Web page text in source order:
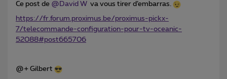
Ce post de @David W va vous tirer d’embarras.
https://fr.forum.proximus.be/proximus-pickx-
7/telecommande-configuration-pour-tv-oceanic-
52088#post665706
@+ Gilbert